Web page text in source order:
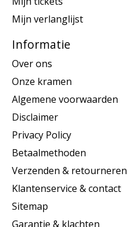
Mijn verlanglijst
Informatie
Over ons
Onze kramen
Algemene voorwaarden
Disclaimer
Privacy Policy
Betaalmethoden
Verzenden & retourneren
Klantenservice & contact
Sitemap
Garantie & klachten